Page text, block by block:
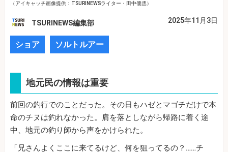
（アイキャッチ画像提供：TSURINEWSライター・田中優丞）
TSURINEWS編集部 2025年11月3日
ショア ソルトルアー
地元民の情報は重要
前回の釣行でのことだった。その日もハゼとマゴチだけで本
命のチヌは釣れなかった。肩を落としながら帰路に着く途
中、地元の釣り師から声をかけられた。
「兄さんよくここに来てるけど、何を狙ってるの？……チ